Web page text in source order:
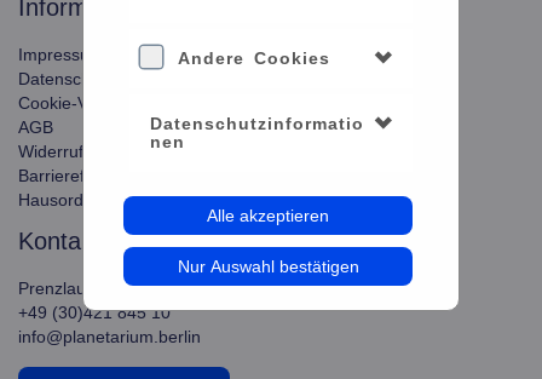
Andere Cookies
Datenschutzinformatio
nen
Alle akzeptieren
Nur Auswahl bestätigen
information
Impressum
Datenschutz
Cookie-Verwendung
AGB
Widerrufsbelehrung
Barrierefreiheit
Hausordnung
kontakt
Prenzlauer Allee 80, 10405 Berlin
+49 (30)421 845 10
info@planetarium.berlin